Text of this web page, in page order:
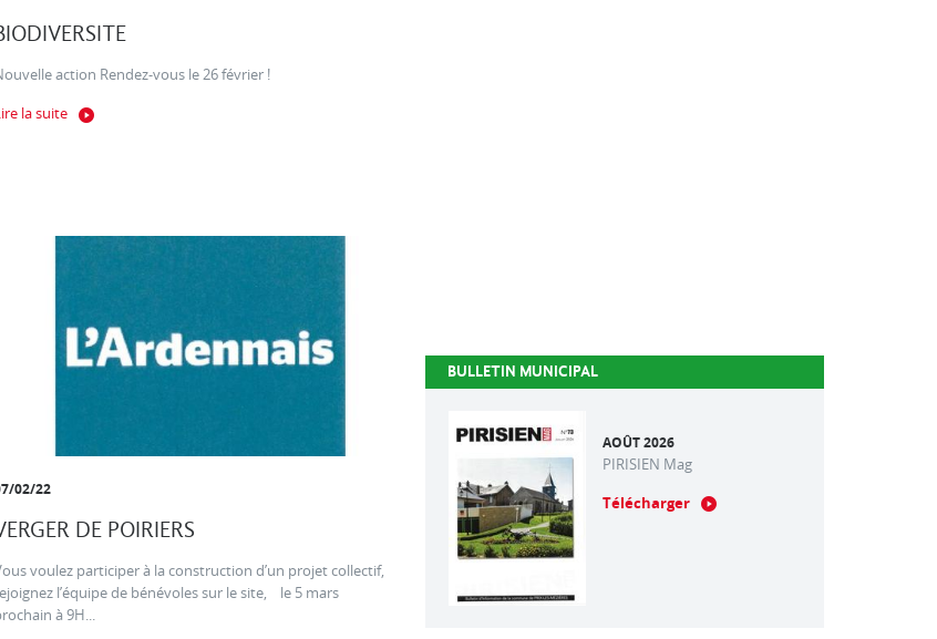
action Rendez-vous le 26 février !
la suite
02/22
DE POIRIERS
voulez participer à la construction d’un projet collectif,
l’équipe de bénévoles sur le site, le 5 mars
à 9H...
BULLETIN MUNICIPAL
AOÛT 2026
PIRISIEN Mag
Télécharger